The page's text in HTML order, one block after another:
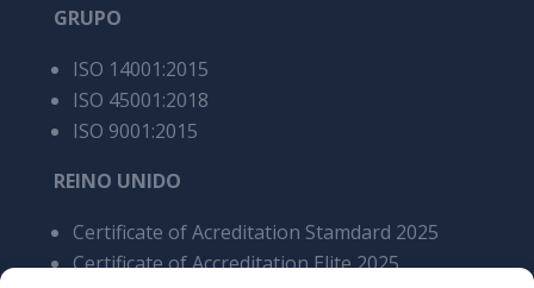
GRUPO
ISO 14001:2015
ISO 45001:2018
ISO 9001:2015
REINO UNIDO
Certificate of Acreditation Stamdard 2025
Certificate of Accreditation Elite 2025